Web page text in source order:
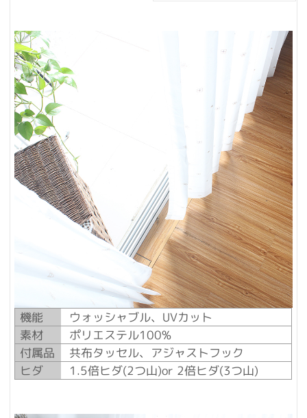
機能
ウォッシャブル、UVカット
素材
ポリエステル100%
付属品
共布タッセル、アジャストフック
ヒダ
1.5倍ヒダ(2つ山)or 2倍ヒダ(3つ山)